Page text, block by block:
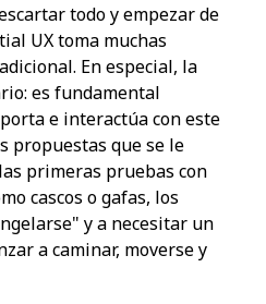
todo y empezar de
UX toma muchas
En especial, la
es fundamental
e interactúa con este
propuestas que se le
primeras pruebas con
cascos o gafas, los
y a necesitar un
a caminar, moverse y